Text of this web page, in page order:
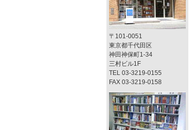
〒101-0051
東京都千代田区
神田神保町1-34
三村ビル1F
TEL 03-3219-0155
FAX 03-3219-0158